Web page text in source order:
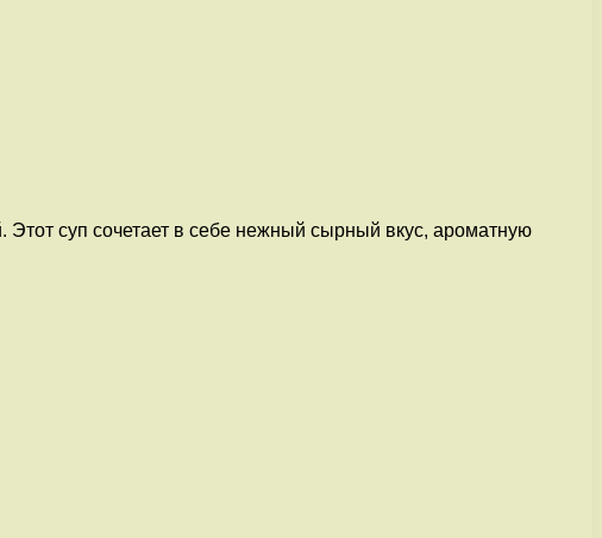
суп сочетает в себе нежный сырный вкус, ароматную